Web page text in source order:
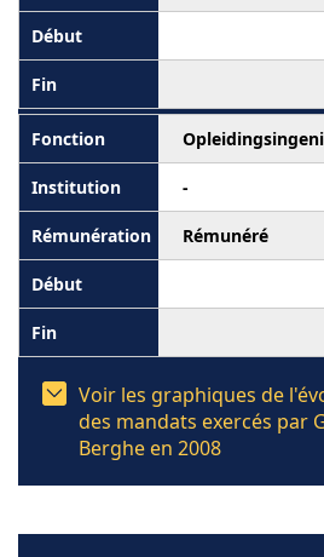
-
Rémunéré
Voir les graphiques de
des mandats exercés par
Berghe en 2008